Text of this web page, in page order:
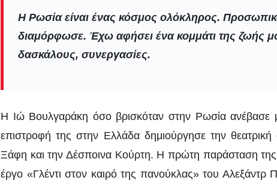
Η Ρωσία είναι ένας κόσμος ολόκληρος.
διαμόρφωσε. Έχω αφήσει ένα κομμάτι της ζωής
δασκάλους, συνεργασίες.
Η Ιώ Βουλγαράκη όσο βρισκόταν στην Ρωσία ανέβασε
επιστροφή της στην Ελλάδα δημιούργησε την
Ξάφη και την Δέσποινα Κούρτη. Η πρώτη παράσταση
έργο «Γλέντι στον καιρό της πανούκλας» του Αλεξάντρ